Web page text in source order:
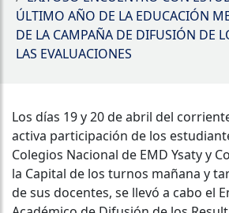
ÚLTIMO AÑO DE LA EDUCACIÓN
DE LA CAMPAÑA DE DIFUSIÓN DE
LAS EVALUACIONES
Los días 19 y 20 de abril del
activa participación de los
Colegios Nacional de EMD Ysaty y
la Capital de los turnos mañana y
de sus docentes, se llevó a cabo el